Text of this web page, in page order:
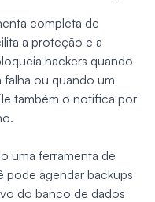
completa de
a proteção e a
hackers quando
ou quando um
também o notifica por
uma ferramenta de
pode agendar backups
do banco de dados